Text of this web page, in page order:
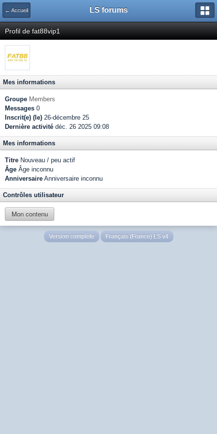
← Accueil LS forums
Profil de fat88vip1
Mes informations
Groupe Members
Messages 0
Inscrit(e) (le) 26-décembre 25
Dernière activité déc. 26 2025 09:08
Mes informations
Titre Nouveau / peu actif
Âge Âge inconnu
Anniversaire Anniversaire inconnu
Contrôles utilisateur
Mon contenu
Version complète Français (France) LS v4